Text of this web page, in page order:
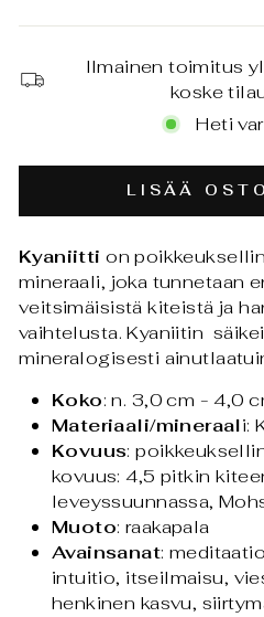
Ilmainen toimitus
koske
Heti
LISÄÄ
Kyaniitti on
mineraali, joka tunnetaan
veitsimäisistä kiteistä ja
vaihtelusta. Kyaniitin
mineralogisesti
Koko: n. 3,0 cm - 4,0
Materiaali/mineraali:
Kovuus:
kovuus: 4,5 pitkin
leveyssuunnassa,
Muoto: raakapala
Avainsanat:
intuitio, itseilmaisu,
henkinen kasvu,